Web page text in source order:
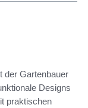
der Gartenbauer
Designs
praktischen